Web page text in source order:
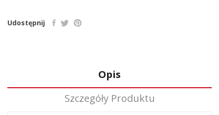
Udostępnij
Opis
Szczegóły Produktu